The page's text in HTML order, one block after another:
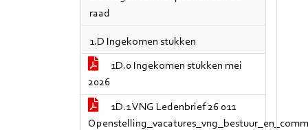
raad
1.D Ingekomen stukken
1D.0 Ingekomen stukken mei
2026
1D.1 VNG Ledenbrief 26 011